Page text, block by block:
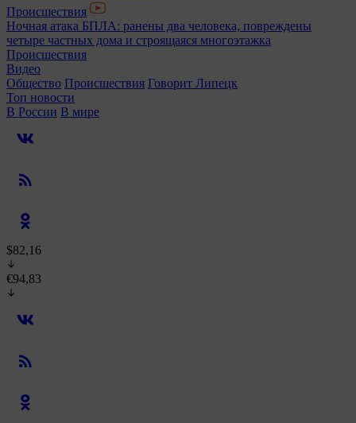
Происшествия
Ночная атака БПЛА: ранены два человека, повреждены
четыре частных дома и строящаяся многоэтажка
Происшествия
Видео
Общество Происшествия Говорит Липецк
Топ новости
В России В мире
$82,16
€94,83